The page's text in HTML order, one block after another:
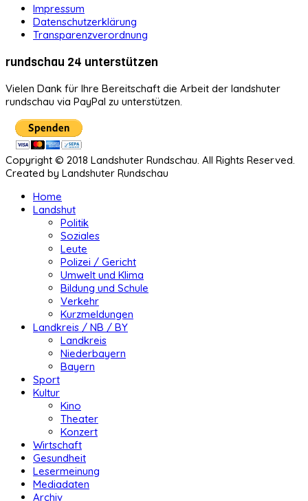
Impressum
Datenschutzerklärung
Transparenzverordnung
rundschau 24 unterstützen
Vielen Dank für Ihre Bereitschaft die Arbeit der landshuter
rundschau via PayPal zu unterstützen.
Copyright © 2018 Landshuter Rundschau. All Rights Reserved.
Created by Landshuter Rundschau
Home
Landshut
Politik
Soziales
Leute
Polizei / Gericht
Umwelt und Klima
Bildung und Schule
Verkehr
Kurzmeldungen
Landkreis / NB / BY
Landkreis
Niederbayern
Bayern
Sport
Kultur
Kino
Theater
Konzert
Wirtschaft
Gesundheit
Lesermeinung
Mediadaten
Archiv